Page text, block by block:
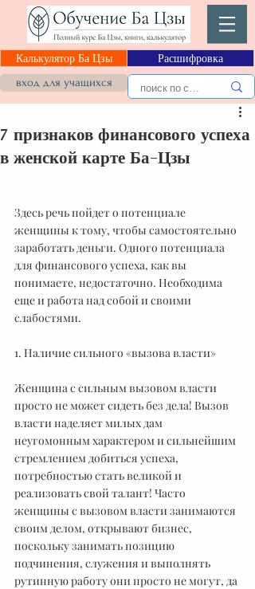
Калькулятор Ба Цзы Расшифровка
вход для учащихся
7 признаков финансового успеха
в женской карте Ба-Цзы
Здесь речь пойдет о потенциале
женщины к тому, чтобы самостоятельно
заработать деньги. Одного потенциала
для финансового успеха, как вы
понимаете, недостаточно. Необходима
еще и работа над собой и своими
слабостями.
1. Наличие сильного «вызова власти»
Женщина с сильным вызовом власти
просто не может сидеть без дела! Вызов
власти наделяет милых дам
неугомонным характером и сильнейшим
стремлением добиться успеха,
потребностью стать великой и
реализовать свой талант! Часто
женщины с вызовом власти занимаются
своим делом, открывают бизнес,
поскольку занимать позицию
подчинения, служения и выполнять
рутинную работу они просто не могут, да